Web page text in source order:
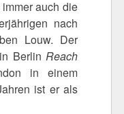
auch die
nach
Louw. Der
Berlin Reach
in einem
ist er als